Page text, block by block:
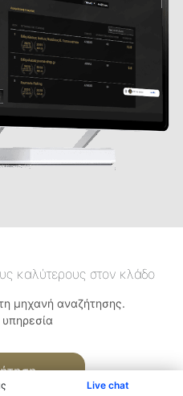
Live chat
καλύτερους στον κλάδο
μηχανή αναζήτησης.